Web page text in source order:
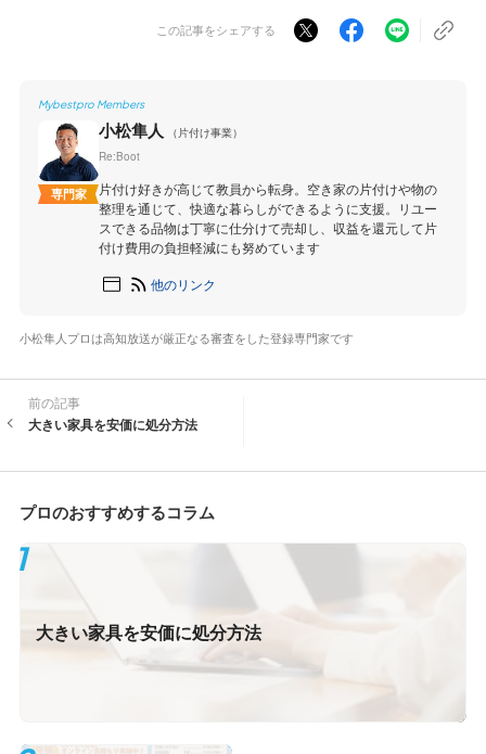
この記事をシェアする
Mybestpro Members
専門家
小松隼人
（片付け事業）
Re:Boot
片付け好きが高じて教員から転身。空き家の片付けや物の
整理を通じて、快適な暮らしができるように支援。リユー
スできる品物は丁寧に仕分けて売却し、収益を還元して片
付け費用の負担軽減にも努めています
他のリンク
小松隼人プロは高知放送が厳正なる審査をした登録専門家です
前の記事
大きい家具を安価に処分方法
プロのおすすめするコラム
大きい家具を安価に処分方法